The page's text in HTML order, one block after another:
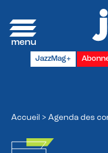
JazzMag+
Accueil > Agenda des